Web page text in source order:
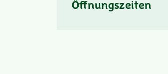
Öffnungszeiten